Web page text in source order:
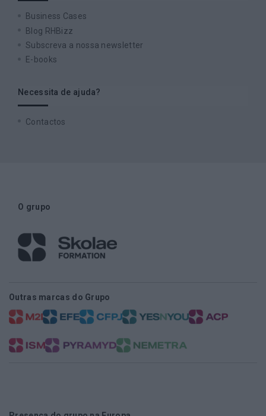
Business Cases
Blog RHBizz
Subscreva a nossa newsletter
E-books
Necessita de ajuda?
Contactos
O grupo
Outras marcas do Grupo